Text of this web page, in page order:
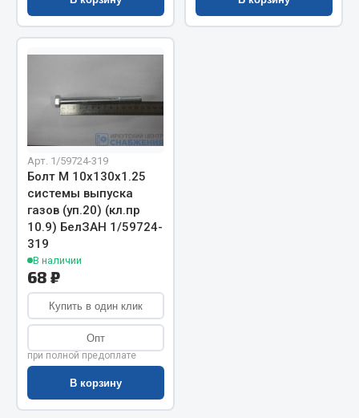
Автолампы
Вилки нагрузочные
Выключатели кнопочные
Выключатель массы
Изолента
Показать ещё
Весь раздел
Запчасти на полуприцепы
Амортизаторы для полуприцепов
Весь раздел
Запчасти КамАЗ
Арт. 1/59724-319
Болт М 10х130х1.25
системы выпуска
газов (уп.20) (кл.пр
10.9) БелЗАН 1/59724-
319
В наличии
68 ₽
Купить в один клик
Опт
при полной предоплате
В корзину